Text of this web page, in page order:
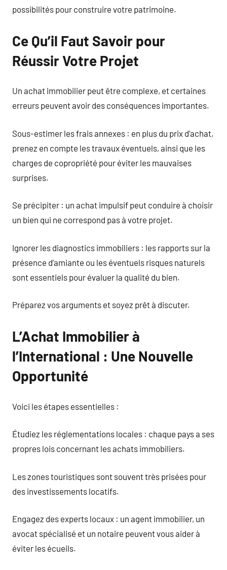
possibilités pour construire votre patrimoine.
Ce Qu’il Faut Savoir pour
Réussir Votre Projet
Un achat immobilier peut être complexe, et certaines
erreurs peuvent avoir des conséquences importantes.
Sous-estimer les frais annexes : en plus du prix d’achat,
prenez en compte les travaux éventuels, ainsi que les
charges de copropriété pour éviter les mauvaises
surprises.
Se précipiter : un achat impulsif peut conduire à choisir
un bien qui ne correspond pas à votre projet.
Ignorer les diagnostics immobiliers : les rapports sur la
présence d’amiante ou les éventuels risques naturels
sont essentiels pour évaluer la qualité du bien.
Préparez vos arguments et soyez prêt à discuter.
L’Achat Immobilier à
l’International : Une Nouvelle
Opportunité
Voici les étapes essentielles :
Étudiez les réglementations locales : chaque pays a ses
propres lois concernant les achats immobiliers.
Les zones touristiques sont souvent très prisées pour
des investissements locatifs.
Engagez des experts locaux : un agent immobilier, un
avocat spécialisé et un notaire peuvent vous aider à
éviter les écueils.